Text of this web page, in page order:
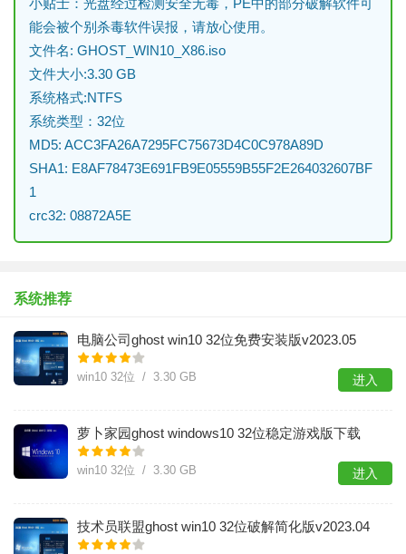
小贴士：光盘经过检测安全无毒，PE中的部分破解软件可
能会被个别杀毒软件误报，请放心使用。
文件名: GHOST_WIN10_X86.iso
文件大小:3.30 GB
系统格式:NTFS
系统类型：32位
MD5: ACC3FA26A7295FC75673D4C0C978A89D
SHA1: E8AF78473E691FB9E05559B55F2E264032607BF
1
crc32: 08872A5E
系统推荐
电脑公司ghost win10 32位免费安装版v2023.05
win10 32位 / 3.30 GB 进入
萝卜家园ghost windows10 32位稳定游戏版下载
v2023.05
win10 32位 / 3.30 GB 进入
技术员联盟ghost win10 32位破解简化版v2023.04